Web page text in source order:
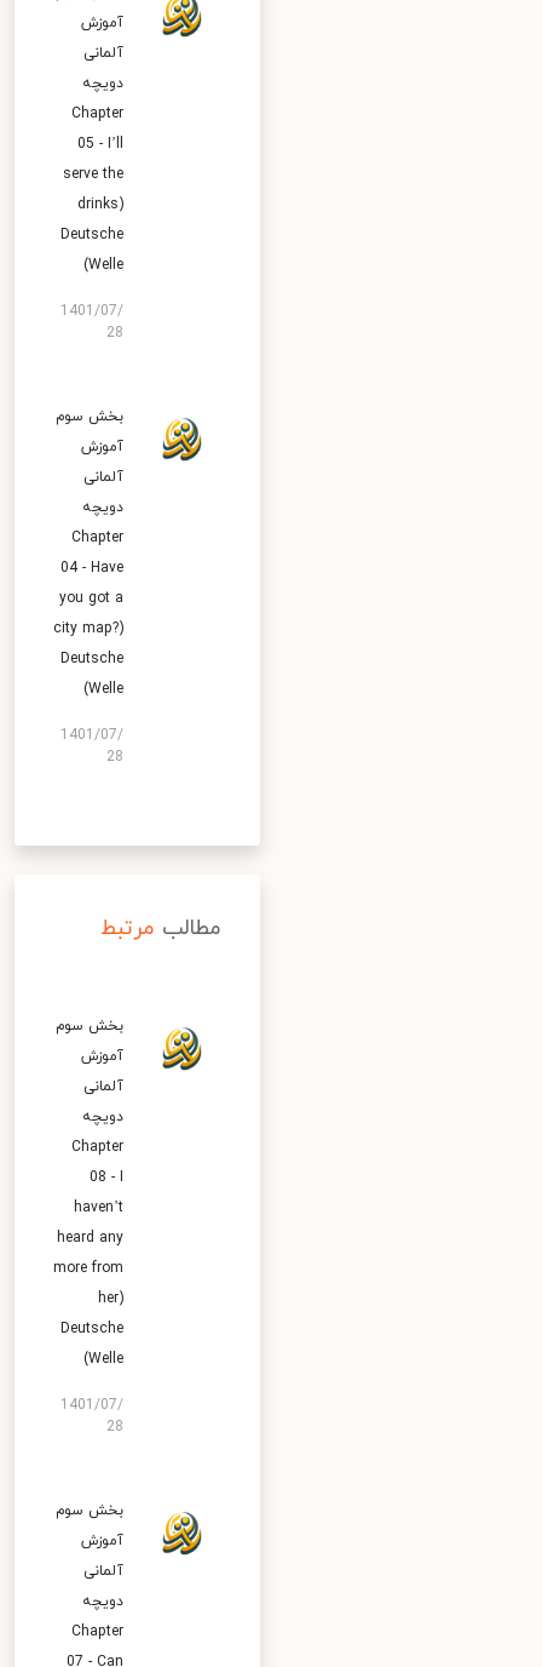
آموزش
آلمانی
دویچه
Chapter
05 - I’ll
serve the
drinks)
Deutsche
Welle)
1401/07/
28
بخش سوم
آموزش
آلمانی
دویچه
Chapter
04 - Have
you got a
city map?)
Deutsche
Welle)
1401/07/
28
مطالب مرتبط
بخش سوم
آموزش
آلمانی
دویچه
Chapter
08 - I
haven’t
heard any
more from
her)
Deutsche
Welle)
1401/07/
28
بخش سوم
آموزش
آلمانی
دویچه
Chapter
07 - Can